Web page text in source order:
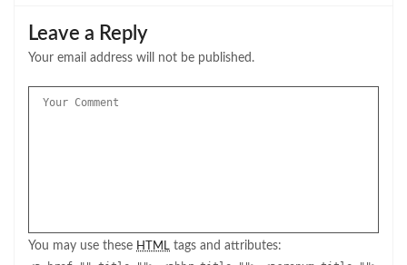
Leave a Reply
Your email address will not be published.
You may use these HTML tags and attributes: